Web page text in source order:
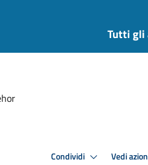
Tutti gli
Condividi Vedi